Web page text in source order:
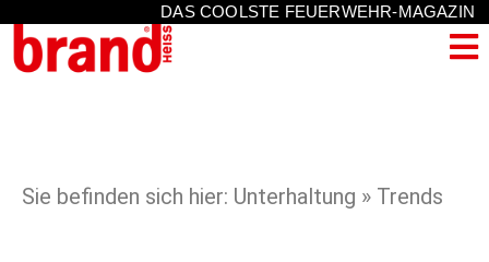
DAS COOLSTE FEUERWEHR-MAGAZIN
Sie befinden sich hier: Unterhaltung » Trends